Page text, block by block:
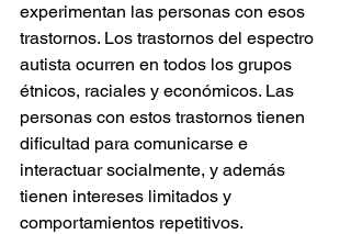
experimentan las personas con esos
trastornos. Los trastornos del espectro
autista ocurren en todos los grupos
étnicos, raciales y económicos. Las
personas con estos trastornos tienen
dificultad para comunicarse e
interactuar socialmente, y además
tienen intereses limitados y
comportamientos repetitivos.